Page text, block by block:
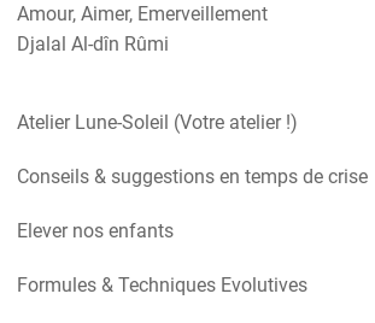
Amour, Aimer, Emerveillement
Djalal Al-dîn Rûmi
Atelier Lune-Soleil (Votre atelier !)
Conseils & suggestions en temps de crise
Elever nos enfants
Formules & Techniques Evolutives